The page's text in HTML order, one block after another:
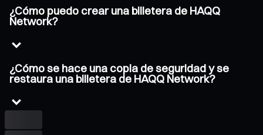
¿Cómo puedo crear una billetera de HAQQ
Network?
¿Cómo se hace una copia de seguridad y se
restaura una billetera de HAQQ Network?